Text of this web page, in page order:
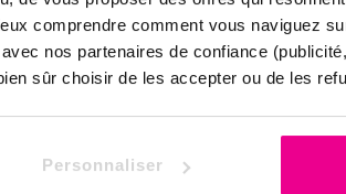
comprendre comment vous naviguez
nos partenaires de confiance
sûr choisir de les accepter ou de les
Personnaliser